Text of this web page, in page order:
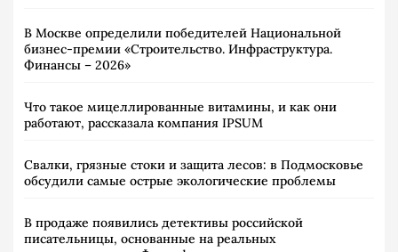
В Москве определили победителей Национальной
бизнес-премии «Строительство. Инфраструктура.
Финансы – 2026»
Что такое мицеллированные витамины, и как они
работают, рассказала компания IPSUM
Свалки, грязные стоки и защита лесов: в Подмосковье
обсудили самые острые экологические проблемы
В продаже появились детективы российской
писательницы, основанные на реальных